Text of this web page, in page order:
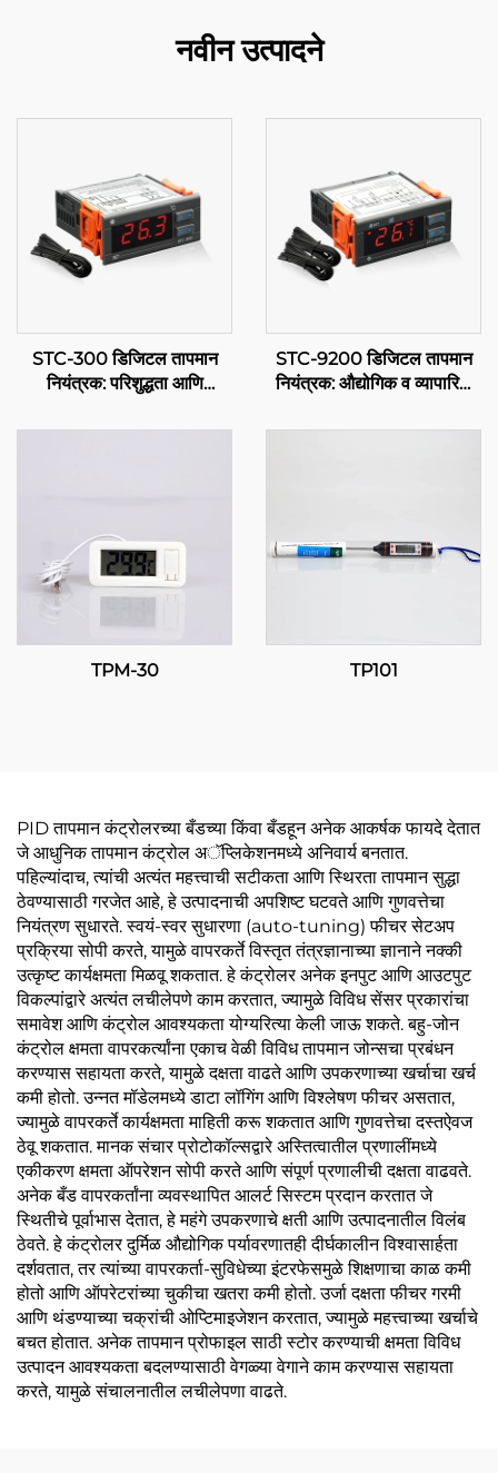
नवीन उत्पादने
STC-300 डिजिटल तापमान
नियंत्रक: परिशुद्धता आणि
प्रबंधनासाठी
STC-9200 डिजिटल तापमान
नियंत्रक: औद्योगिक व व्यापारिक
तापमान नियंत्रण
TPM-30 TP101
PID तापमान कंट्रोलरच्या बँडच्या किंवा बँडहून अनेक आकर्षक फायदे देतात
जे आधुनिक तापमान कंट्रोल अॅप्लिकेशनमध्ये अनिवार्य बनतात.
पहिल्यांदाच, त्यांची अत्यंत महत्त्वाची सटीकता आणि स्थिरता तापमान सुद्धा
ठेवण्यासाठी गरजेत आहे, हे उत्पादनाची अपशिष्ट घटवते आणि गुणवत्तेचा
नियंत्रण सुधारते. स्वयं-स्वर सुधारणा (auto-tuning) फीचर सेटअप
प्रक्रिया सोपी करते, यामुळे वापरकर्ते विस्तृत तंत्रज्ञानाच्या ज्ञानाने नक्की
उत्कृष्ट कार्यक्षमता मिळवू शकतात. हे कंट्रोलर अनेक इनपुट आणि आउटपुट
विकल्पांद्वारे अत्यंत लचीलेपणे काम करतात, ज्यामुळे विविध सेंसर प्रकारांचा
समावेश आणि कंट्रोल आवश्यकता योग्यरित्या केली जाऊ शकते. बहु-जोन
कंट्रोल क्षमता वापरकर्त्यांना एकाच वेळी विविध तापमान जोन्सचा प्रबंधन
करण्यास सहायता करते, यामुळे दक्षता वाढते आणि उपकरणाच्या खर्चाचा खर्च
कमी होतो. उन्नत मॉडेलमध्ये डाटा लॉगिंग आणि विश्लेषण फीचर असतात,
ज्यामुळे वापरकर्ते कार्यक्षमता माहिती करू शकतात आणि गुणवत्तेचा दस्तऐवज
ठेवू शकतात. मानक संचार प्रोटोकॉल्सद्वारे अस्तित्वातील प्रणालींमध्ये
एकीकरण क्षमता ऑपरेशन सोपी करते आणि संपूर्ण प्रणालीची दक्षता वाढवते.
अनेक बँड वापरकर्तांना व्यवस्थापित आलर्ट सिस्टम प्रदान करतात जे
स्थितीचे पूर्वाभास देतात, हे महंगे उपकरणाचे क्षती आणि उत्पादनातील विलंब
ठेवते. हे कंट्रोलर दुर्मिळ औद्योगिक पर्यावरणातही दीर्घकालीन विश्वासार्हता
दर्शवतात, तर त्यांच्या वापरकर्ता-सुविधेच्या इंटरफेसमुळे शिक्षणाचा काळ कमी
होतो आणि ऑपरेटरांच्या चुकीचा खतरा कमी होतो. उर्जा दक्षता फीचर गरमी
आणि थंडण्याच्या चक्रांची ओप्टिमाइजेशन करतात, ज्यामुळे महत्त्वाच्या खर्चाचे
बचत होतात. अनेक तापमान प्रोफाइल साठी स्टोर करण्याची क्षमता विविध
उत्पादन आवश्यकता बदलण्यासाठी वेगळ्या वेगाने काम करण्यास सहायता
करते, यामुळे संचालनातील लचीलेपणा वाढते.